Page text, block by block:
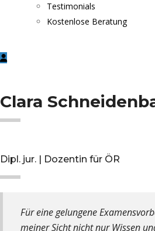
Testimonials
Kostenlose Beratung
Clara
Dipl. jur. | Dozentin für ÖR
Für eine gelungene
meiner Sicht nicht nur Wissen